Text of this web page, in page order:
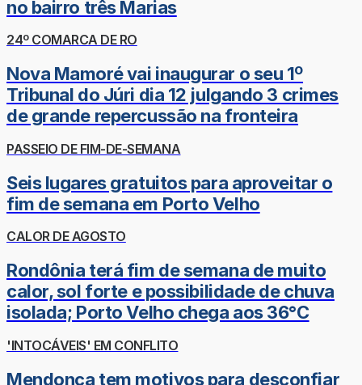
no bairro três Marias
24º COMARCA DE RO
Nova Mamoré vai inaugurar o seu 1º
Tribunal do Júri dia 12 julgando 3 crimes
de grande repercussão na fronteira
PASSEIO DE FIM-DE-SEMANA
Seis lugares gratuitos para aproveitar o
fim de semana em Porto Velho
CALOR DE AGOSTO
Rondônia terá fim de semana de muito
calor, sol forte e possibilidade de chuva
isolada; Porto Velho chega aos 36°C
'INTOCÁVEIS' EM CONFLITO
Mendonça tem motivos para desconfiar